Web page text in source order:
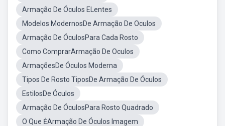
Armação De Óculos ELentes
Modelos ModernosDe Armação De Oculos
Armação De ÓculosPara Cada Rosto
Como ComprarArmação De Oculos
ArmaçõesDe Óculos Moderna
Tipos De Rosto TiposDe Armação De Óculos
EstilosDe Óculos
Armação De ÓculosPara Rosto Quadrado
O Que ĖArmação De Óculos Imagem